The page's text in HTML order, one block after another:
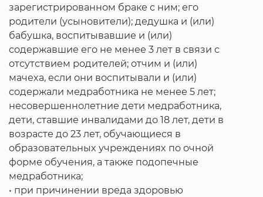
зарегистрированном браке с ним; его
родители (усыновители); дедушка и (или)
бабушка, воспитывавшие и (или)
содержавшие его не менее 3 лет в связи с
отсутствием родителей; отчим и (или)
мачеха, если они воспитывали и (или)
содержали медработника не менее 5 лет;
несовершеннолетние дети медработника,
дети, ставшие инвалидами до 18 лет, дети в
возрасте до 23 лет, обучающиеся в
образовательных учреждениях по очной
форме обучения, а также подопечные
медработника;
• при причинении вреда здоровью